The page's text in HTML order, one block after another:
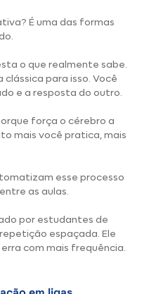
É uma das formas
o que realmente sabe.
para isso. Você
e a resposta do outro.
força o cérebro a
mais você pratica, mais
esse processo
as aulas.
por estudantes de
espaçada. Ele
com mais frequência.